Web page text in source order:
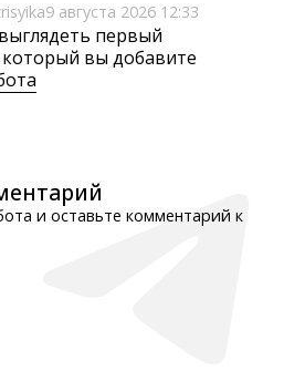
9 августа 2026 12:33
первый
вы добавите
и оставьте комментарий к